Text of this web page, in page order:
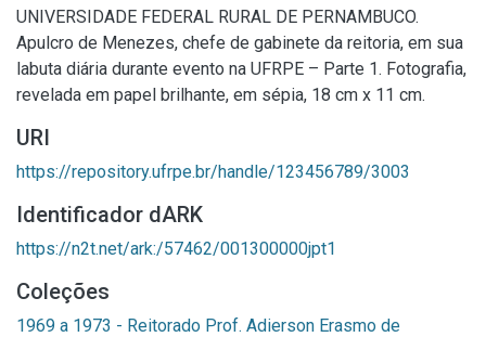
UNIVERSIDADE FEDERAL RURAL DE PERNAMBUCO.
Apulcro de Menezes, chefe de gabinete da reitoria, em sua
labuta diária durante evento na UFRPE – Parte 1. Fotografia,
revelada em papel brilhante, em sépia, 18 cm x 11 cm.
URI
https://repository.ufrpe.br/handle/123456789/3003
Identificador dARK
https://n2t.net/ark:/57462/001300000jpt1
Coleções
1969 a 1973 - Reitorado Prof. Adierson Erasmo de